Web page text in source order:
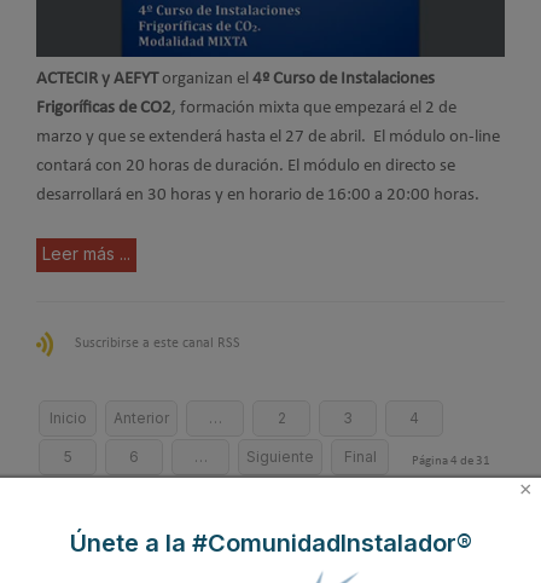
ACTECIR y AEFYTorganizan el 4º Curso de Instalaciones
Frigoríficas de CO2, formación mixta que empezará el 2 de
marzo y que se extenderá hasta el 27 de abril. El módulo on-line
contará con 20 horas de duración. El módulo en directo se
desarrollará en 30 horas y en horario de 16:00 a 20:00 horas.
Leer más ...
Suscribirse a este canal RSS
Inicio Anterior … 2 3 4
5 6 … Siguiente Final Página 4 de 31
×
Únete a la #ComunidadInstalador®